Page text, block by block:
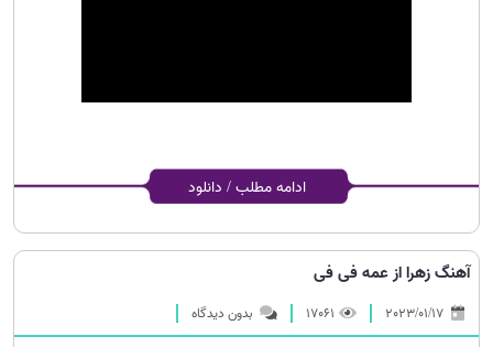
ادامه مطلب / دانلود
آهنگ زهرا از عمه فی فی
17061 بدون دیدگاه